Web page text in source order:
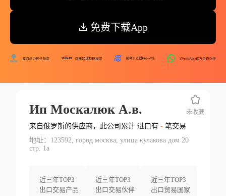
免费下载App
Ип Москалюк А.в.
来自俄罗斯的供应商，此公司累计 进口有 -笔交易
地址：123592, город москва, улица кулакова дом 20
стр. 1а
近三年TOP3
出口交易产品
近三年TOP3
出口交易伙伴
近三年TOP3
出口贸易国家
未收藏